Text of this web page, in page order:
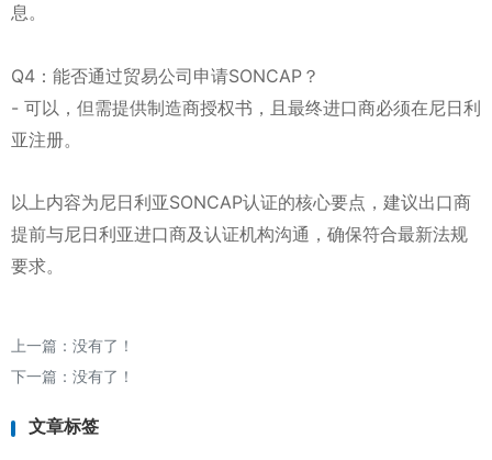
息。
Q4：能否通过贸易公司申请SONCAP？
- 可以，但需提供制造商授权书，且最终进口商必须在尼日利
亚注册。
以上内容为尼日利亚SONCAP认证的核心要点，建议出口商
提前与尼日利亚进口商及认证机构沟通，确保符合最新法规
要求。
上一篇：没有了！
下一篇：没有了！
文章标签